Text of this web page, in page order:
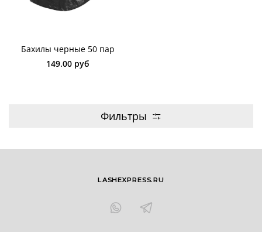
Бахилы черные 50 пар
149.00 руб
Фильтры
LASHEXPRESS.RU